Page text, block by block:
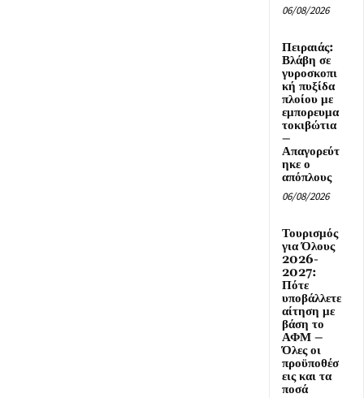
06/08/2026
Πειραιάς:
Βλάβη σε
γυροσκοπι
κή πυξίδα
πλοίου με
εμπορευμα
τοκιβώτια
–
Απαγορεύτ
ηκε ο
απόπλους
06/08/2026
Τουρισμός
για Όλους
2026-
2027:
Πότε
υποβάλλετε
αίτηση με
βάση το
ΑΦΜ –
Όλες οι
προϋποθέσ
εις και τα
ποσά